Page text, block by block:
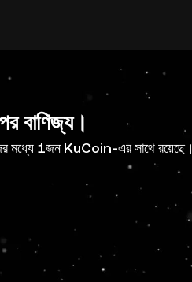
বাণিজ্য।
মধ্যে 1জন KuCoin-এর সাথে রয়েছে।